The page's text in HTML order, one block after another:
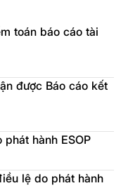
toán báo cáo tài
được Báo cáo kết
hành ESOP
lệ do phát hành